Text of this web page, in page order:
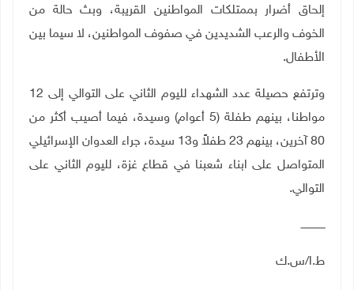
إلحاق أضرار بممتلكات المواطنين القريبة، وبث حالة من
الخوف والرعب الشديدين في صفوف المواطنين، لا سيما بين
الأطفال.
وترتفع حصيلة عدد الشهداء لليوم الثاني على التوالي إلى 12
مواطنا، بينهم طفلة (5 أعوام) وسيدة، فيما أصيب أكثر من
80 آخرين، بينهم 23 طفلاً و13 سيدة، جراء العدوان الإسرائيلي
المتواصل على ابناء شعبنا في قطاع غزة، لليوم الثاني على
التوالي.
ـــــــــــــــ
ط.ا/س.ك